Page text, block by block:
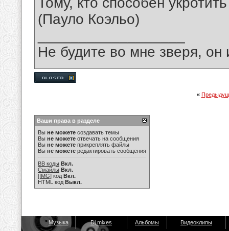
(Пауло Коэльо)
Не будите во мне зверя, он
«
Ваши права в разделе
Вы не можете создавать темы
Вы не можете отвечать на сообщения
Вы не можете прикреплять файлы
Вы не можете редактировать сообщения
BB коды Вкл.
Смайлы Вкл.
[IMG] код Вкл.
HTML код Выкл.
Музыка Dj mixes Альбомы Видеоклипы